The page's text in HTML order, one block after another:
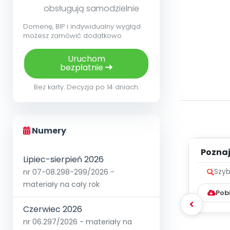
obsługują samodzielnie
Domenę, BIP i indywidualny wygląd
możesz zamówić dodatkowo.
Uruchom
bezpłatnie
Bez karty. Decyzja po 14 dniach.
Numery
Lipiec-sierpień 2026
nr 07-08.298-299/2026 -
materiały na cały rok
Czerwiec 2026
nr 06.297/2026 - materiały na